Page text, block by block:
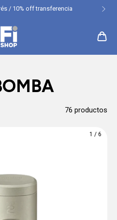
/ 10% off transferencia
76 productos
1 / 6